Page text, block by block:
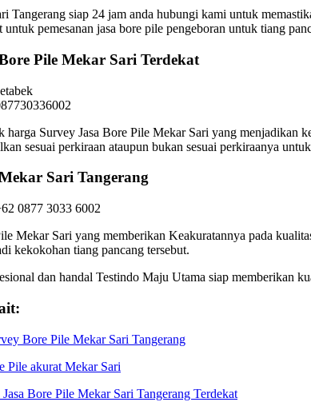
Tangerang siap 24 jam anda hubungi kami untuk
untuk pemesanan jasa bore pile pengeboran untuk tiang
Pile Mekar Sari Terdekat
harga Survey Jasa Bore Pile Mekar Sari yang menjadikan
sesuai perkiraan ataupun bukan sesuai perkiraanya
Sari Tangerang
0877 3033 6002
Mekar Sari yang memberikan Keakuratannya pada
kekokohan tiang pancang tersebut.
dan handal Testindo Maju Utama siap memberikan
Bore Pile Mekar Sari Tangerang
Pile akurat Mekar Sari
Bore Pile Mekar Sari Tangerang Terdekat